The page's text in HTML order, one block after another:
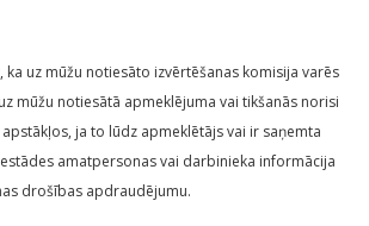
uz mūžu notiesāto izvērtēšanas komisija varēs
mūžu notiesātā apmeklējuma vai tikšanās norisi
ja to lūdz apmeklētājs vai ir saņemta
amatpersonas vai darbinieka informācija
drošības apdraudējumu.